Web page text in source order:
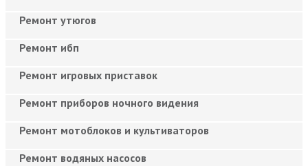
Ремонт утюгов
Ремонт ибп
Ремонт игровых приставок
Ремонт приборов ночного видения
Ремонт мотоблоков и культиваторов
Ремонт водяных насосов